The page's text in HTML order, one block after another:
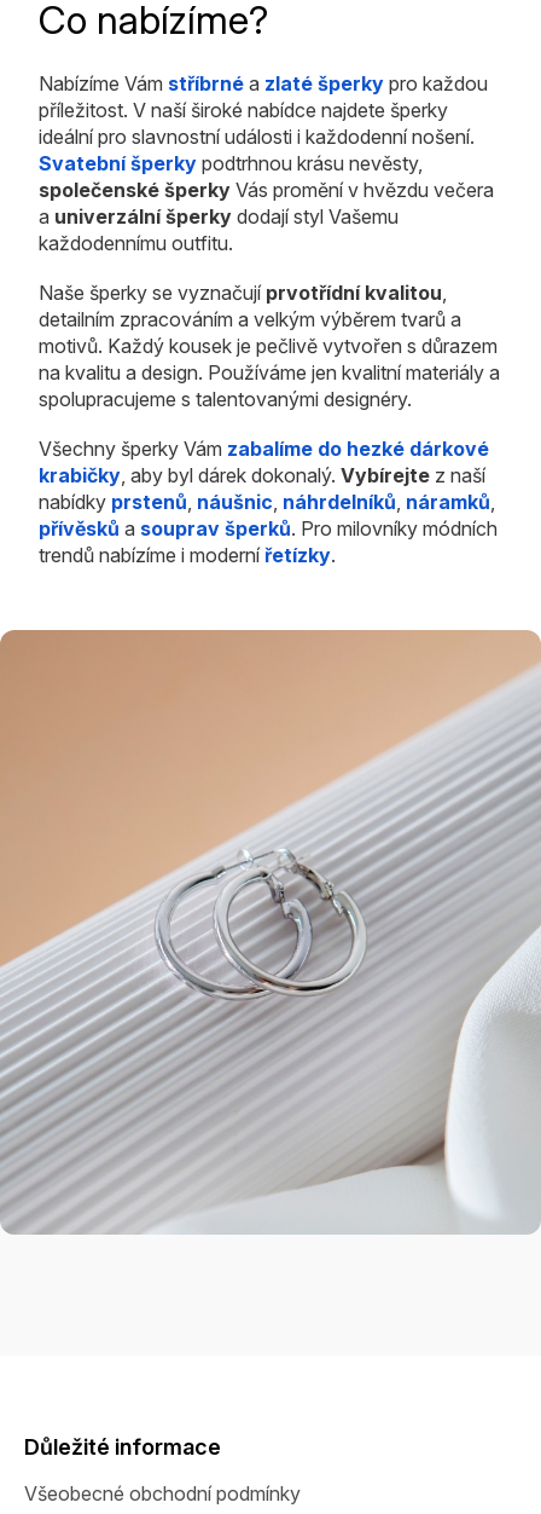
Co nabízíme?
Nabízíme Vám stříbrné a zlaté šperky pro každou
příležitost. V naší široké nabídce najdete šperky
ideální pro slavnostní události i každodenní nošení.
Svatební šperky podtrhnou krásu nevěsty,
společenské šperky Vás promění v hvězdu večera
a univerzální šperky dodají styl Vašemu
každodennímu outfitu.
Naše šperky se vyznačují prvotřídní kvalitou,
detailním zpracováním a velkým výběrem tvarů a
motivů. Každý kousek je pečlivě vytvořen s důrazem
na kvalitu a design. Používáme jen kvalitní materiály a
spolupracujeme s talentovanými designéry.
Všechny šperky Vám zabalíme do hezké dárkové
krabičky, aby byl dárek dokonalý. Vybírejte z naší
nabídky prstenů, náušnic, náhrdelníků, náramků,
přívěsků a souprav šperků. Pro milovníky módních
trendů nabízíme i modernířetízky.
Důležité informace
Všeobecné obchodní podmínky